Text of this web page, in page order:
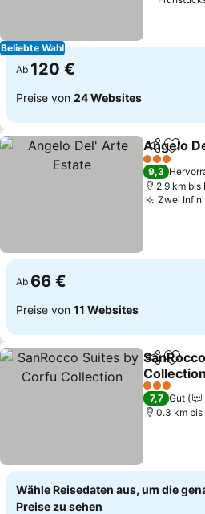
Beliebte Wahl
Ab 120 €
Preise von 24 Websites
TeilenZu
Angelo
3 Sterne
9,3
2.9 km bis
Zwei
Ab 66 €
Preise von 11 Websites
TeilenZu
Collection
3 Sterne
7,7 Gut
0.3 km
Wähle Reisedaten aus, um die
Preise zu sehen